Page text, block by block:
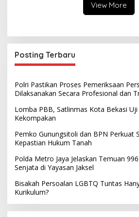
View More
Posting Terbaru
Polri Pastikan Proses Pemeriksaan
Dilaksanakan Secara Profesional dan
Lomba PBB, Satlinmas Kota Bekasi
Kekompakan
Pemko Gunungsitoli dan BPN Perkuat
Kepastian Hukum Tanah
Polda Metro Jaya Jelaskan Temuan
Senjata di Yayasan Jaksel
Bisakah Persoalan LGBTQ Tuntas
Kurikulum?